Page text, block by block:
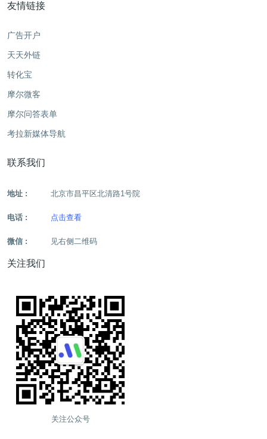
友情链接
广告开户
天天外链
转化宝
摩尔微客
摩尔问答表单
考拉新媒体导航
联系我们
地址 : 北京市昌平区北清路1号院
电话 : 点击查看
微信 : 见右侧二维码
关注我们
关注公众号